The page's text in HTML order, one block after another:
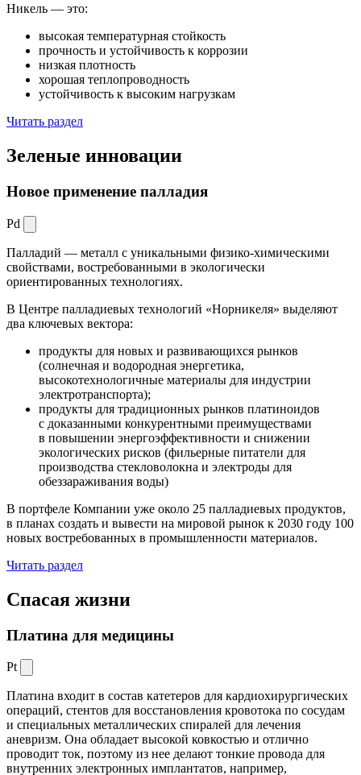
Никель — это:
высокая температурная стойкость
прочность и устойчивость к коррозии
низкая плотность
хорошая теплопроводность
устойчивость к высоким нагрузкам
Читать раздел
Зеленые инновации
Новое применение палладия
Pd
Палладий — металл с уникальными физико-химическими
свойствами, востребованными в экологически
ориентированных технологиях.
В Центре палладиевых технологий «Норникеля» выделяют
два ключевых вектора:
продукты для новых и развивающихся рынков
(солнечная и водородная энергетика,
высокотехнологичные материалы для индустрии
электротранспорта);
продукты для традиционных рынков платиноидов
с доказанными конкурентными преимуществами
в повышении энергоэффективности и снижении
экологических рисков (фильерные питатели для
производства стекловолокна и электроды для
обеззараживания воды)
В портфеле Компании уже около 25 палладиевых продуктов,
в планах создать и вывести на мировой рынок к 2030 году 100
новых востребованных в промышленности материалов.
Читать раздел
Спасая жизни
Платина для медицины
Pt
Платина входит в состав катетеров для кардиохирургических
операций, стентов для восстановления кровотока по сосудам
и специальных металлических спиралей для лечения
аневризм. Она обладает высокой ковкостью и отлично
проводит ток, поэтому из нее делают тонкие провода для
внутренних электронных имплантатов, например,